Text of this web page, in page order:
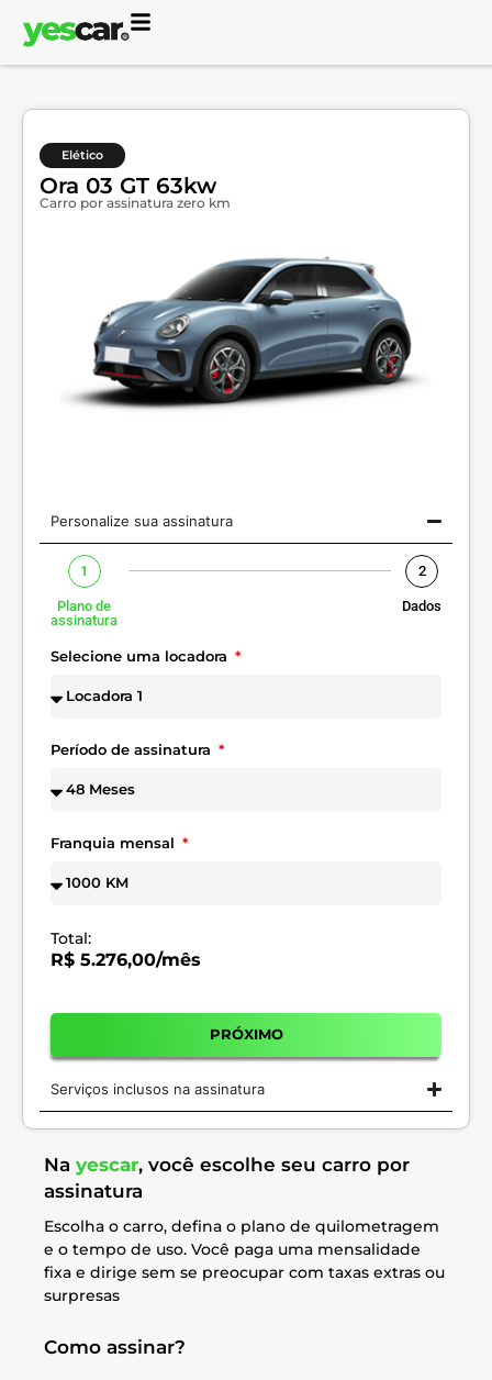
Elético
Ora 03 GT 63kw
Carro por assinatura zero km
Personalize sua assinatura
1
Plano de
assinatura
2
Dados
Selecione uma locadora
Período de assinatura
Franquia mensal
Total:
R$ 5.276,00/mês
PRÓXIMO
Serviços inclusos na assinatura
Na yescar, você escolhe seu carro por
assinatura
Escolha o carro, defina o plano de quilometragem
e o tempo de uso. Você paga uma mensalidade
fixa e dirige sem se preocupar com taxas extras ou
surpresas
Como assinar?